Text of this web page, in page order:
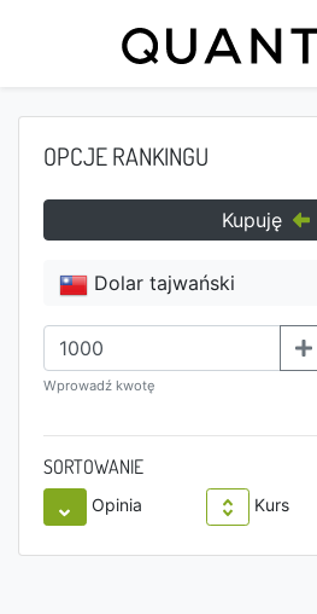
OPCJE RANKINGU
Kupuję
Dolar tajwański
Wprowadź kwotę
SORTOWANIE
Opinia Kurs